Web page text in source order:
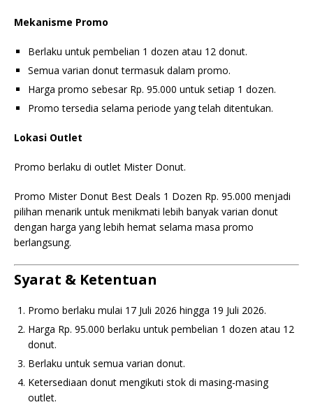
Mekanisme Promo
Berlaku untuk pembelian 1 dozen atau 12 donut.
Semua varian donut termasuk dalam promo.
Harga promo sebesar Rp. 95.000 untuk setiap 1 dozen.
Promo tersedia selama periode yang telah ditentukan.
Lokasi Outlet
Promo berlaku di outlet Mister Donut.
Promo Mister Donut Best Deals 1 Dozen Rp. 95.000 menjadi
pilihan menarik untuk menikmati lebih banyak varian donut
dengan harga yang lebih hemat selama masa promo
berlangsung.
Syarat & Ketentuan
Promo berlaku mulai 17 Juli 2026 hingga 19 Juli 2026.
Harga Rp. 95.000 berlaku untuk pembelian 1 dozen atau 12
donut.
Berlaku untuk semua varian donut.
Ketersediaan donut mengikuti stok di masing-masing
outlet.